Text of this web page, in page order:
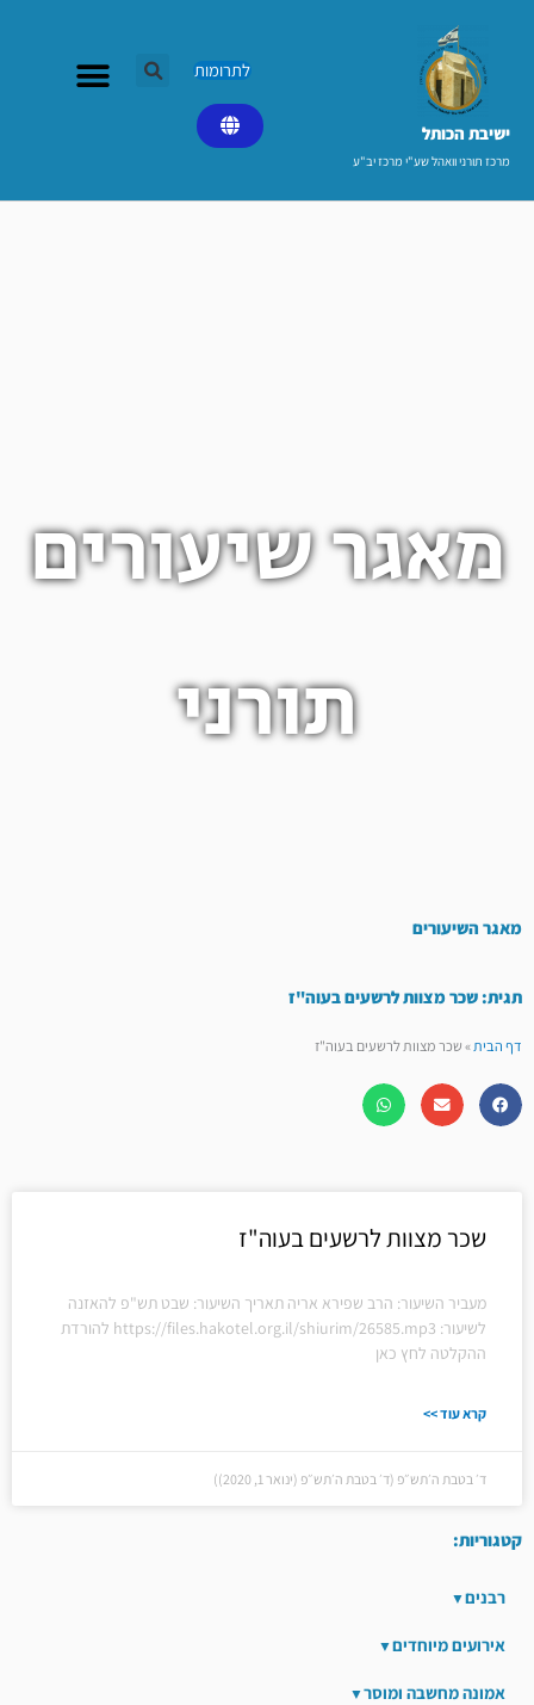
ישיבת הכותל​
מרכז תורני וואהל שע"י מרכז יב"ע
לתרומות
מאגר שיעורים
תורני
מאגר השיעורים
תגית: שכר מצוות לרשעים בעוה"ז
דף הבית»שכר מצוות לרשעים בעוה"ז
שכר מצוות לרשעים בעוה"ז
מעביר השיעור: הרב שפירא אריה תאריך השיעור: שבט תש"פ להאזנה
לשיעור: https://files.hakotel.org.il/shiurim/26585.mp3 להורדת
ההקלטה לחץ כאן
קרא עוד >>
ד׳ בטבת ה׳תש״פ (ד׳ בטבת ה׳תש״פ (ינואר 1, 2020))
קטגוריות:
רבנים
אירועים מיוחדים
אמונה מחשבה ומוסר